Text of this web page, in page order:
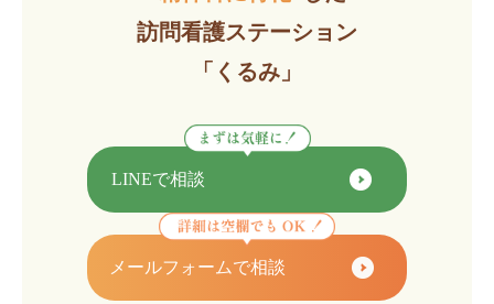
訪問看護ステーション
「くるみ」
LINEで相談
メールフォームで相談